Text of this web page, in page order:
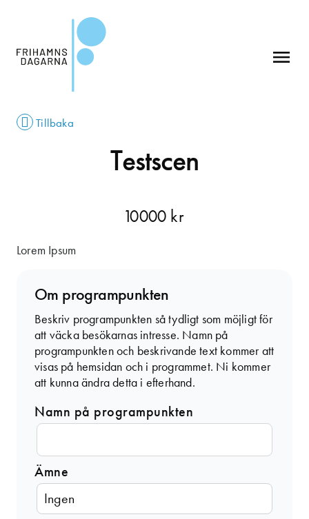
menu
Tillbaka
Testscen
10000 kr
Lorem Ipsum
Om programpunkten
Beskriv programpunkten så tydligt som möjligt för
att väcka besökarnas intresse. Namn på
programpunkten och beskrivande text kommer att
visas på hemsidan och i programmet. Ni kommer
att kunna ändra detta i efterhand.
Namn på programpunkten
Ämne